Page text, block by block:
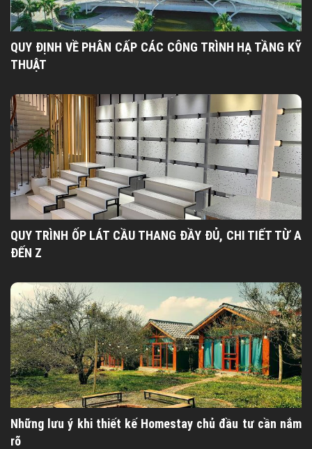
QUY ĐỊNH VỀ PHÂN CẤP CÁC CÔNG TRÌNH HẠ TẦNG KỸ
THUẬT
QUY TRÌNH ỐP LÁT CẦU THANG ĐẦY ĐỦ, CHI TIẾT TỪ A
ĐẾN Z
Những lưu ý khi thiết kế Homestay chủ đầu tư cần nắm
rõ